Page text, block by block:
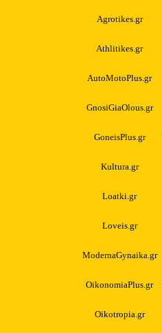
Agrotikes.gr
Athlitikes.gr
AutoMotoPlus.gr
GnosiGiaOlous.gr
GoneisPlus.gr
Kultura.gr
Loatki.gr
Loveis.gr
ModernaGynaika.gr
OikonomiaPlus.gr
Oikotropia.gr